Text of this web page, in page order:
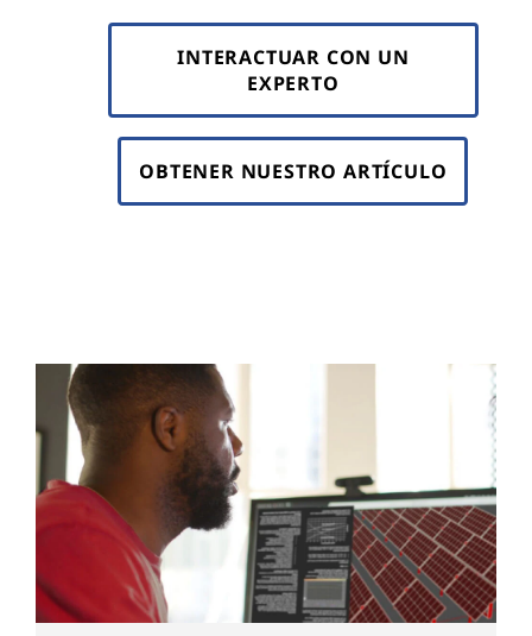
INTERACTUAR CON UN
EXPERTO
OBTENER NUESTRO ARTÍCULO